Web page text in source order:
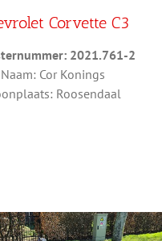
Corvette C3
2021.761-2
Naam: Cor Konings
Roosendaal